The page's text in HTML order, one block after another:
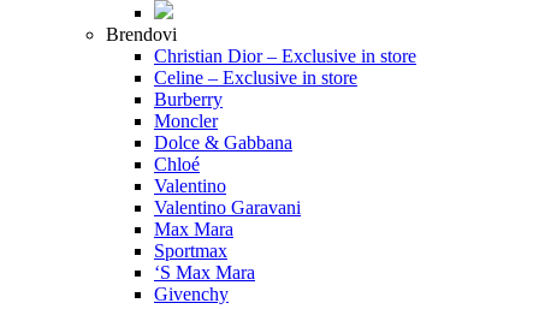
Brendovi
Christian Dior – Exclusive in store
Celine – Exclusive in store
Burberry
Moncler
Dolce & Gabbana
Chloé
Valentino
Valentino Garavani
Max Mara
Sportmax
‘S Max Mara
Givenchy